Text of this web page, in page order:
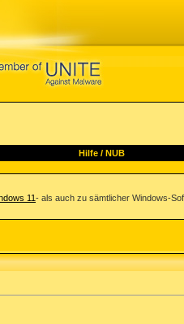
Hilfe/ NUB
11- als auch zu sämtlicher Windows-